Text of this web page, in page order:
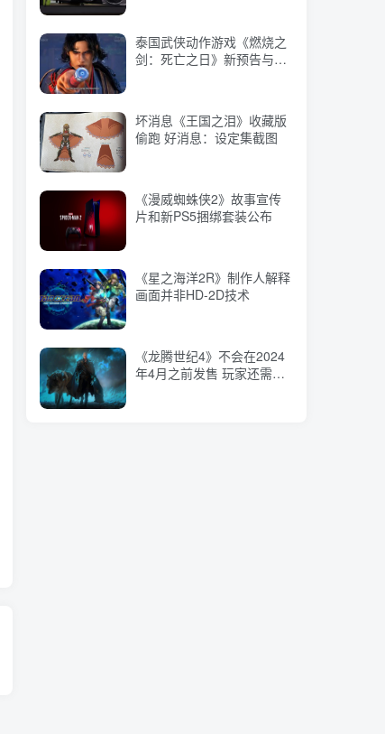
坏消息《王国之泪》收藏版
偷跑 好消息：设定集截图
《漫威蜘蛛侠2》故事宣传
片和新PS5捆绑套装公布
《星之海洋2R》制作人解释
画面并非HD-2D技术
《龙腾世纪4》不会在2024
年4月之前发售 玩家还需等
泰国武侠动作游戏《燃烧之
剑：死亡之日》新预告与PC
坏消息《王国之泪》收藏版
偷跑 好消息：设定集截图
《漫威蜘蛛侠2》故事宣传
片和新PS5捆绑套装公布
《星之海洋2R》制作人解释
画面并非HD-2D技术
《龙腾世纪4》不会在2024
年4月之前发售 玩家还需等